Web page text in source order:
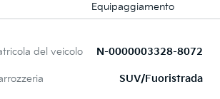
Equipaggiamento
del veicolo N-0000003328-8072
SUV/Fuoristrada